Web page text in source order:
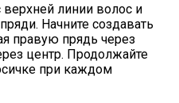
верхней линии волос и
Начните создавать
правую прядь через
центр. Продолжайте
при каждом